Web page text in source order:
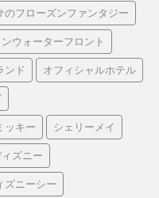
のフローズンファンタジー
ウォーターフロント
ンド オフィシャルホテル
ッキー シェリーメイ
ィズニー
ズニーシー